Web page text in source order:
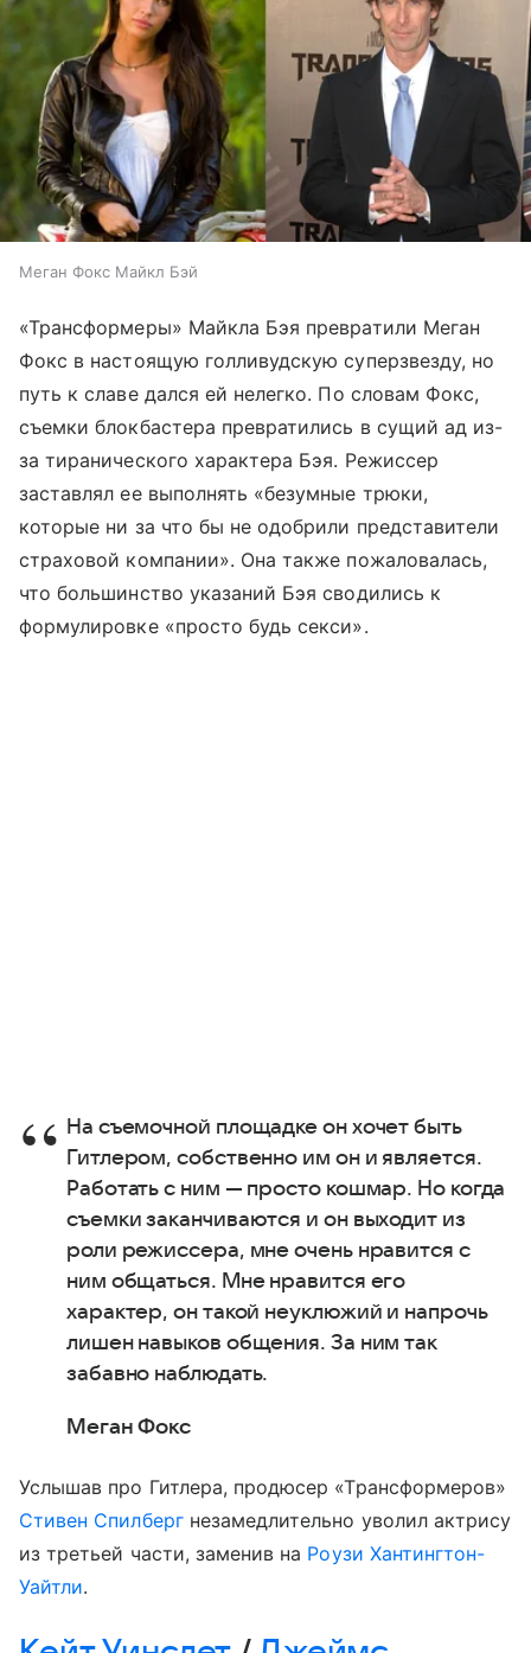
Меган Фокс Майкл Бэй
«Трансформеры» Майкла Бэя превратили Меган
Фокс в настоящую голливудскую суперзвезду, но
путь к славе дался ей нелегко. По словам Фокс,
съемки блокбастера превратились в сущий ад из-
за тиранического характера Бэя. Режиссер
заставлял ее выполнять «безумные трюки,
которые ни за что бы не одобрили представители
страховой компании». Она также пожаловалась,
что большинство указаний Бэя сводились к
формулировке «просто будь секси».
На съемочной площадке он хочет быть
Гитлером, собственно им он и является.
Работать с ним — просто кошмар. Но когда
съемки заканчиваются и он выходит из
роли режиссера, мне очень нравится с
ним общаться. Мне нравится его
характер, он такой неуклюжий и напрочь
лишен навыков общения. За ним так
забавно наблюдать.
Меган Фокс
Услышав про Гитлера, продюсер «Трансформеров»
Стивен Спилбергнезамедлительно уволил актрису
из третьей части, заменив на Роузи Хантингтон-
Уайтли.